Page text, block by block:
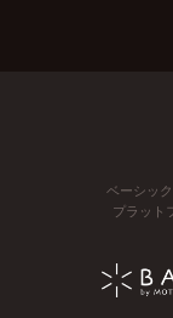
ベーシッ
プラット